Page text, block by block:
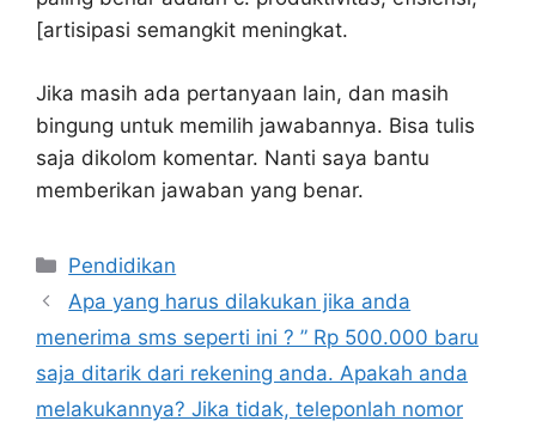
[artisipasi semangkit meningkat.
Jika masih ada pertanyaan lain, dan masih
bingung untuk memilih jawabannya. Bisa tulis
saja dikolom komentar. Nanti saya bantu
memberikan jawaban yang benar.
Kategori
Pendidikan
Apa yang harus dilakukan jika anda
menerima sms seperti ini ? ” Rp 500.000 baru
saja ditarik dari rekening anda. Apakah anda
melakukannya? Jika tidak, teleponlah nomor